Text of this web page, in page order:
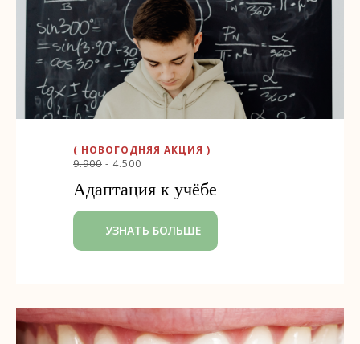
( НОВОГОДНЯЯ АКЦИЯ )
9.900 - 4.500
Адаптация к учёбе
УЗНАТЬ БОЛЬШЕ